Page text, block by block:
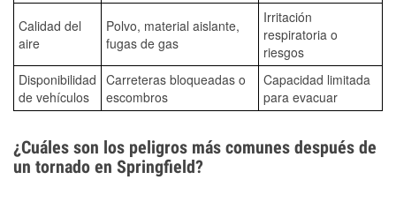
Calidad del
aire
Polvo, material aislante,
fugas de gas
Irritación
respiratoria o
riesgos
Disponibilidad
de vehículos
Carreteras bloqueadas o
escombros
Capacidad limitada
para evacuar
¿Cuáles son los peligros más comunes después de
un tornado en Springfield?